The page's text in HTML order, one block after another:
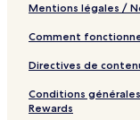
Mentions légales /
Comment
Directives de
Conditions
Rewards